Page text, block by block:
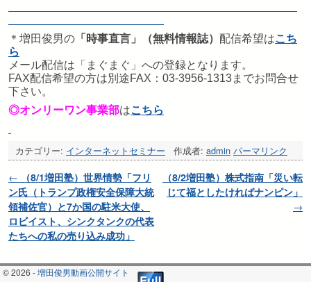
＊増田俊男の 「時事直言」（無料情報誌） 配信希望はこち
ら
メール配信は「まぐまぐ」への登録となります。
FAX配信希望の方は別途FAX：03-3956-1313までお問合せ
下さい。
◎オンリーワン事業部はこちら
カテゴリー: インターネットセミナー 作成者: admin パーマリンク
投稿ナビゲーション
← （8/1増田塾）世界情勢「フリ
ン氏（トランプ政権安全保障大統
領補佐官）と7か国の駐米大使、
ロビイスト、シンクタンクの代表
たちへの私の売り込み成功」
（8/2増田塾）株式指南「災い転
じて福としたければナンピン」
→
© 2026 -増田俊男動画公開サイト